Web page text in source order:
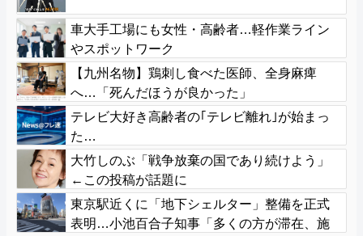
車大手工場にも女性・高齢者…軽作業ライン
やスポットワーク
【九州名物】鶏刺し食べた医師、全身麻痺
へ…「死んだほうが良かった」
テレビ大好き高齢者の｢テレビ離れ｣が始まっ
た…
大竹しのぶ「戦争放棄の国であり続けよう」
←この投稿が話題に
東京駅近くに「地下シェルター」整備を正式
表明…小池百合子知事「多くの方が滞在、施